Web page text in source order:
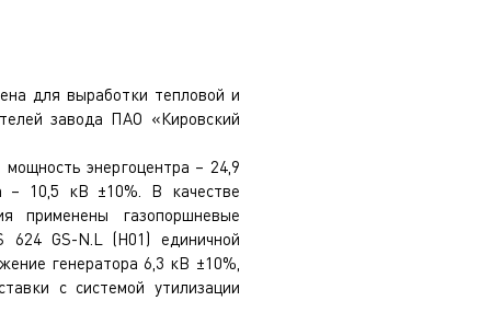
для выработки тепловой и
завода ПАО «Кировский
мощность энергоцентра – 24,9
– 10,5 кВ ±10%. В качестве
применены газопоршневые
624 GS-N.L (H01) единичной
генератора 6,3 кВ ±10%,
с системой утилизации